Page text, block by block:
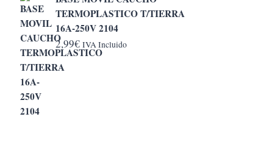
TERMOPLASTICO T/TIERRA
16A-250V 2104
2,99€ IVA Incluido